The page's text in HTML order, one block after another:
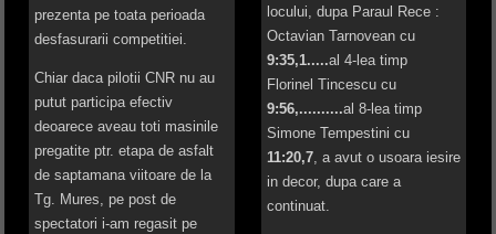
prezenta pe toata perioada
desfasurarii competitiei.
Chiar daca pilotii CNR nu au
putut participa efectiv
deoarece aveau toti masinile
pregatite ptr. etapa de asfalt
de saptamana viitoare de la
Tg. Mures, pe post de
spectatori i-am regasit pe
locului, dupa Paraul Rece :
Octavian Tarnovean cu
9:35,1.....al 4-lea timp
Florinel Tincescu cu
9:56,..........al 8-lea timp
Simone Tempestini cu
11:20,7, a avut o usoara iesire
in decor, dupa care a
continuat.